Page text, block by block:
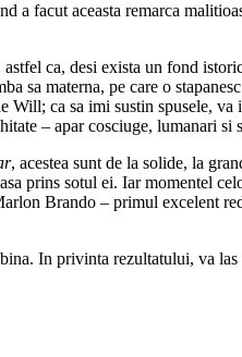
facut aceasta remarca
ca, desi exista un fond
sa materna, pe care o
ca sa imi sustin spusele,
– apar cosciuge, lumanari
, acestea sunt de la solide, la
prins sotul ei. Iar momentel
Brando – primul excelent
In privinta rezultatului, va